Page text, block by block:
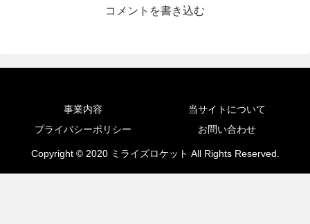
コメントを書き込む
事業内容
当サイトについて
プライバシーポリシー
お問い合わせ
Copyright © 2020 ミライズロケット All Rights Reserved.